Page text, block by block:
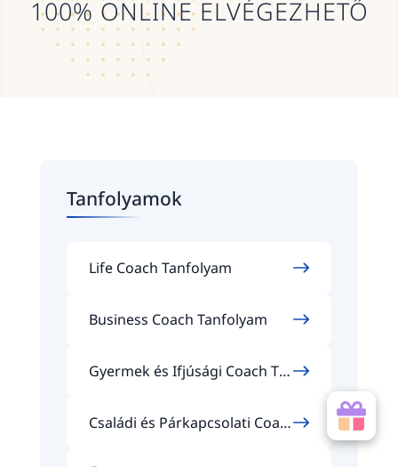
100% ONLINE ELVÉGEZHETŐ
Tanfolyamok
Life Coach Tanfolyam
Business Coach Tanfolyam
Gyermek és Ifjúsági Coach Ta
Családi és Párkapcsolati Coac